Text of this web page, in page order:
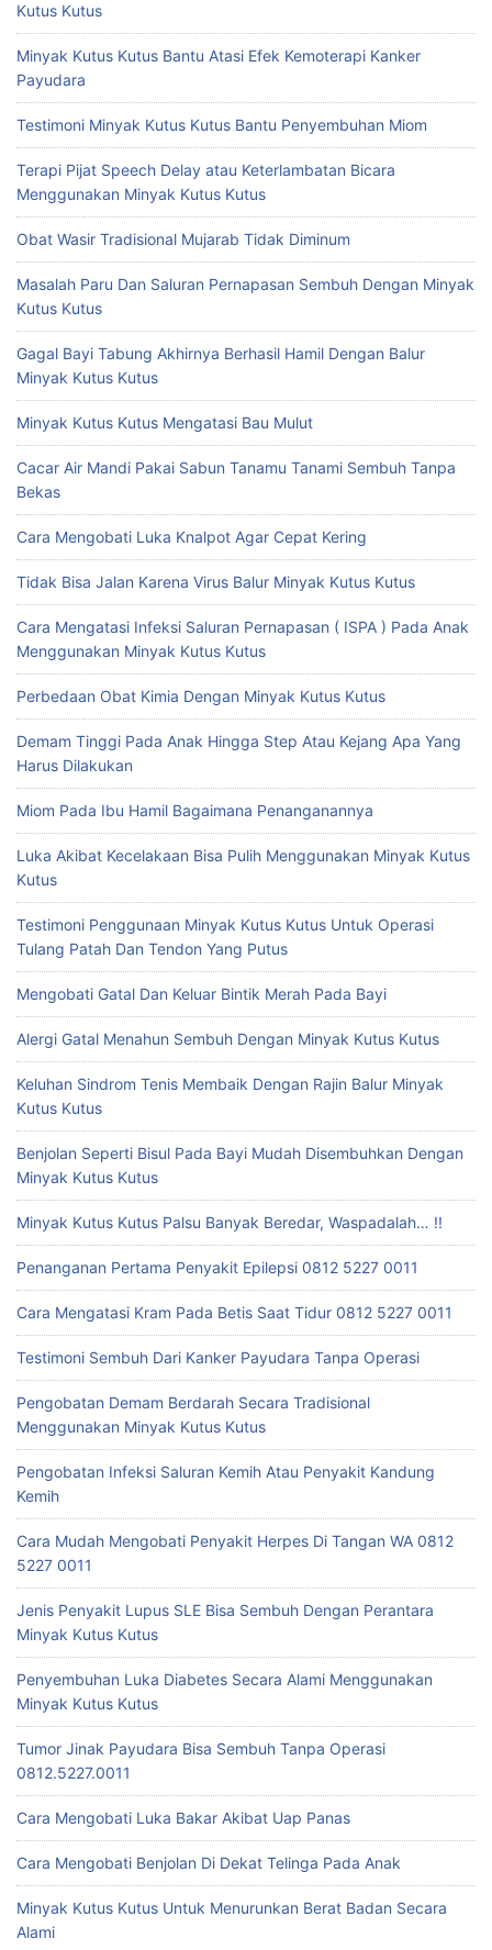
Kutus Kutus
Minyak Kutus Kutus Bantu Atasi Efek Kemoterapi Kanker
Payudara
Testimoni Minyak Kutus Kutus Bantu Penyembuhan Miom
Terapi Pijat Speech Delay atau Keterlambatan Bicara
Menggunakan Minyak Kutus Kutus
Obat Wasir Tradisional Mujarab Tidak Diminum
Masalah Paru Dan Saluran Pernapasan Sembuh Dengan Minyak
Kutus Kutus
Gagal Bayi Tabung Akhirnya Berhasil Hamil Dengan Balur
Minyak Kutus Kutus
Minyak Kutus Kutus Mengatasi Bau Mulut
Cacar Air Mandi Pakai Sabun Tanamu Tanami Sembuh Tanpa
Bekas
Cara Mengobati Luka Knalpot Agar Cepat Kering
Tidak Bisa Jalan Karena Virus Balur Minyak Kutus Kutus
Cara Mengatasi Infeksi Saluran Pernapasan ( ISPA ) Pada Anak
Menggunakan Minyak Kutus Kutus
Perbedaan Obat Kimia Dengan Minyak Kutus Kutus
Demam Tinggi Pada Anak Hingga Step Atau Kejang Apa Yang
Harus Dilakukan
Miom Pada Ibu Hamil Bagaimana Penanganannya
Luka Akibat Kecelakaan Bisa Pulih Menggunakan Minyak Kutus
Kutus
Testimoni Penggunaan Minyak Kutus Kutus Untuk Operasi
Tulang Patah Dan Tendon Yang Putus
Mengobati Gatal Dan Keluar Bintik Merah Pada Bayi
Alergi Gatal Menahun Sembuh Dengan Minyak Kutus Kutus
Keluhan Sindrom Tenis Membaik Dengan Rajin Balur Minyak
Kutus Kutus
Benjolan Seperti Bisul Pada Bayi Mudah Disembuhkan Dengan
Minyak Kutus Kutus
Minyak Kutus Kutus Palsu Banyak Beredar, Waspadalah… !!
Penanganan Pertama Penyakit Epilepsi 0812 5227 0011
Cara Mengatasi Kram Pada Betis Saat Tidur 0812 5227 0011
Testimoni Sembuh Dari Kanker Payudara Tanpa Operasi
Pengobatan Demam Berdarah Secara Tradisional
Menggunakan Minyak Kutus Kutus
Pengobatan Infeksi Saluran Kemih Atau Penyakit Kandung
Kemih
Cara Mudah Mengobati Penyakit Herpes Di Tangan WA 0812
5227 0011
Jenis Penyakit Lupus SLE Bisa Sembuh Dengan Perantara
Minyak Kutus Kutus
Penyembuhan Luka Diabetes Secara Alami Menggunakan
Minyak Kutus Kutus
Tumor Jinak Payudara Bisa Sembuh Tanpa Operasi
0812.5227.0011
Cara Mengobati Luka Bakar Akibat Uap Panas
Cara Mengobati Benjolan Di Dekat Telinga Pada Anak
Minyak Kutus Kutus Untuk Menurunkan Berat Badan Secara
Alami